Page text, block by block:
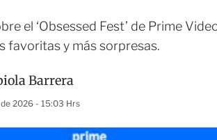
el ‘Obsessed Fest’ de Prime
favoritas y más sorpresas.
Barrera
2026 - 15:03 Hrs